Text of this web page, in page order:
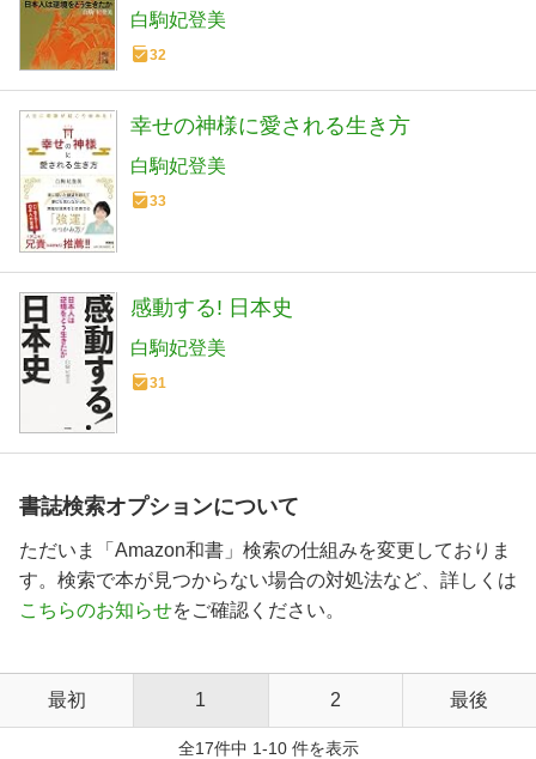
白駒妃登美
32
幸せの神様に愛される生き方
白駒妃登美
33
感動する! 日本史
白駒妃登美
31
書誌検索オプションについて
ただいま「Amazon和書」検索の仕組みを変更しておりま
す。検索で本が見つからない場合の対処法など、詳しくは
こちらのお知らせをご確認ください。
最初 1 2 最後
全17件中 1-10 件を表示